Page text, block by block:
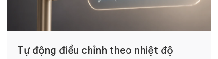
Tự động điều chỉnh theo nhiệt độ